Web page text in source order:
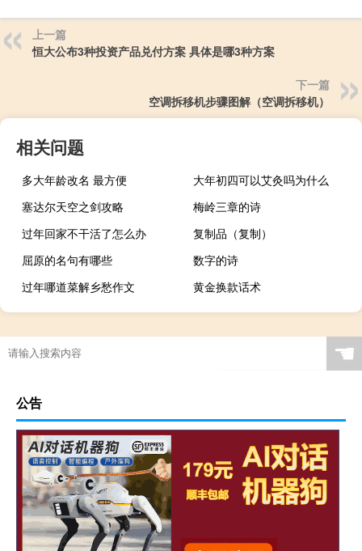
上一篇
恒大公布3种投资产品兑付方案 具体是哪3种方案
下一篇
空调拆移机步骤图解（空调拆移机）
相关问题
多大年龄改名 最方便
大年初四可以艾灸吗为什么
塞达尔天空之剑攻略
梅岭三章的诗
过年回家不干活了怎么办
复制品（复制）
屈原的名句有哪些
数字的诗
过年哪道菜解乡愁作文
黄金换款话术
☚
公告